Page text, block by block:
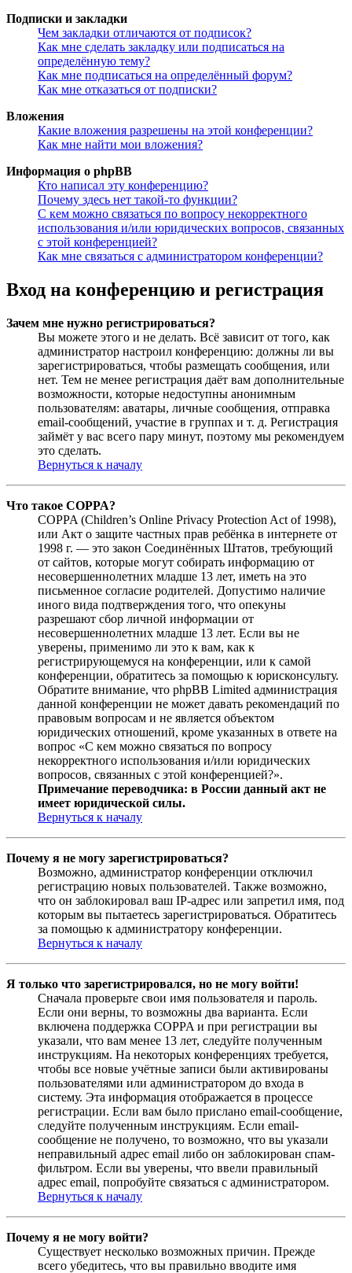
Подписки и закладки
Чем закладки отличаются от подписок?
Как мне сделать закладку или подписаться на
определённую тему?
Как мне подписаться на определённый форум?
Как мне отказаться от подписки?
Вложения
Какие вложения разрешены на этой конференции?
Как мне найти мои вложения?
Информация о phpBB
Кто написал эту конференцию?
Почему здесь нет такой-то функции?
С кем можно связаться по вопросу некорректного
использования и/или юридических вопросов, связанных
с этой конференцией?
Как мне связаться с администратором конференции?
Вход на конференцию и регистрация
Зачем мне нужно регистрироваться?
Вы можете этого и не делать. Всё зависит от того, как
администратор настроил конференцию: должны ли вы
зарегистрироваться, чтобы размещать сообщения, или
нет. Тем не менее регистрация даёт вам дополнительные
возможности, которые недоступны анонимным
пользователям: аватары, личные сообщения, отправка
email-сообщений, участие в группах и т. д. Регистрация
займёт у вас всего пару минут, поэтому мы рекомендуем
это сделать.
Вернуться к началу
Что такое COPPA?
COPPA (Children’s Online Privacy Protection Act of 1998),
или Акт о защите частных прав ребёнка в интернете от
1998 г. — это закон Соединённых Штатов, требующий
от сайтов, которые могут собирать информацию от
несовершеннолетних младше 13 лет, иметь на это
письменное согласие родителей. Допустимо наличие
иного вида подтверждения того, что опекуны
разрешают сбор личной информации от
несовершеннолетних младше 13 лет. Если вы не
уверены, применимо ли это к вам, как к
регистрирующемуся на конференции, или к самой
конференции, обратитесь за помощью к юрисконсульту.
Обратите внимание, что phpBB Limited администрация
данной конференции не может давать рекомендаций по
правовым вопросам и не является объектом
юридических отношений, кроме указанных в ответе на
вопрос «С кем можно связаться по вопросу
некорректного использования и/или юридических
вопросов, связанных с этой конференцией?».
Примечание переводчика: в России данный акт не
имеет юридической силы.
Вернуться к началу
Почему я не могу зарегистрироваться?
Возможно, администратор конференции отключил
регистрацию новых пользователей. Также возможно,
что он заблокировал ваш IP-адрес или запретил имя, под
которым вы пытаетесь зарегистрироваться. Обратитесь
за помощью к администратору конференции.
Вернуться к началу
Я только что зарегистрировался, но не могу войти!
Сначала проверьте свои имя пользователя и пароль.
Если они верны, то возможны два варианта. Если
включена поддержка COPPA и при регистрации вы
указали, что вам менее 13 лет, следуйте полученным
инструкциям. На некоторых конференциях требуется,
чтобы все новые учётные записи были активированы
пользователями или администратором до входа в
систему. Эта информация отображается в процессе
регистрации. Если вам было прислано email-сообщение,
следуйте полученным инструкциям. Если email-
сообщение не получено, то возможно, что вы указали
неправильный адрес email либо он заблокирован спам-
фильтром. Если вы уверены, что ввели правильный
адрес email, попробуйте связаться с администратором.
Вернуться к началу
Почему я не могу войти?
Существует несколько возможных причин. Прежде
всего убедитесь, что вы правильно вводите имя